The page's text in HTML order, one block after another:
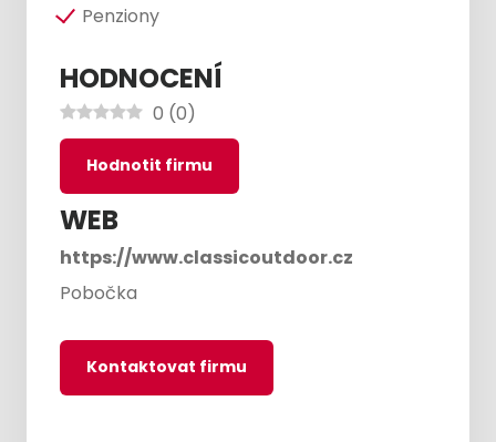
Penziony
HODNOCENÍ
0 (0)
Hodnotit firmu
WEB
https://www.classicoutdoor.cz
Pobočka
Kontaktovat firmu